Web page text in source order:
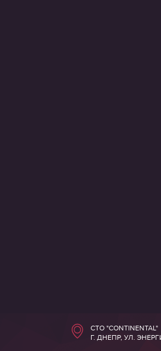
СТО "CONTINENTAL"
Г. ДНЕПР, УЛ.